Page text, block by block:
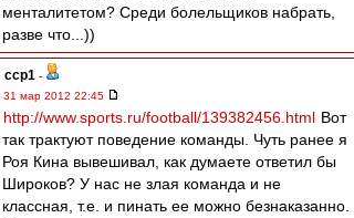
менталитетом? Среди болельщиков набрать,
разве что...))
ccp1 -
31 мар 2012 22:45
http://www.sports.ru/football/139382456.html Вот
так трактуют поведение команды. Чуть ранее я
Роя Кина вывешивал, как думаете ответил бы
Широков? У нас не злая команда и не
классная, т.е. и пинать ее можно безнаказанно.